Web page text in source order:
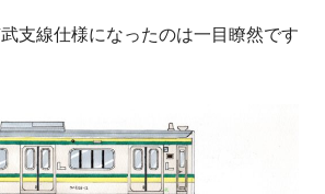
支線仕様になったのは一目瞭然です